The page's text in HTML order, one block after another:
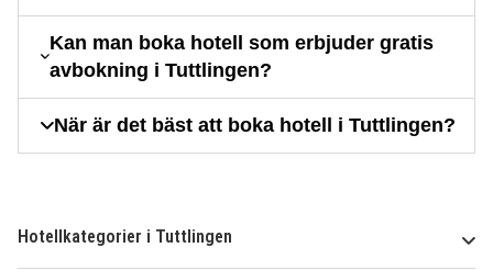
Kan man boka hotell som erbjuder gratis
avbokning i Tuttlingen?
När är det bäst att boka hotell i Tuttlingen?
Hotellkategorier i Tuttlingen